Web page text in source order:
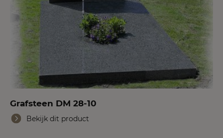
Grafsteen DM 28-10
Bekijk dit product